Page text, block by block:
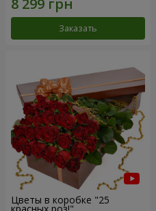
Заказать
Цветы в коробке "25